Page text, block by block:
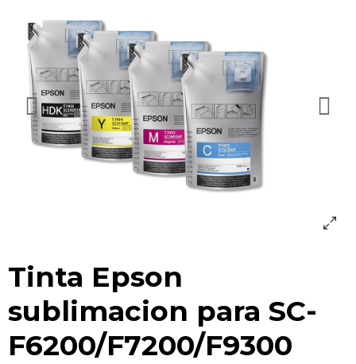
Tinta Epson
sublimacion para SC-
F6200/F7200/F9300